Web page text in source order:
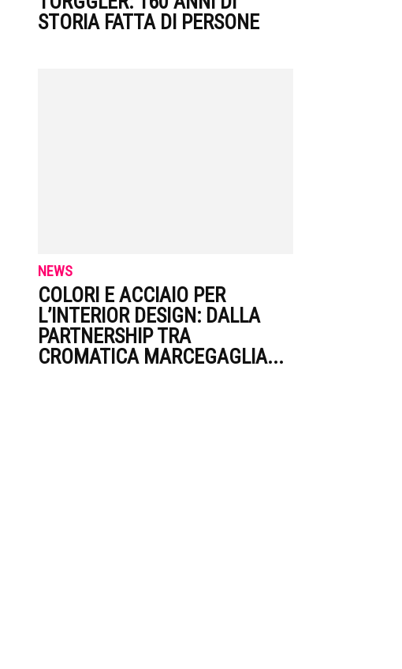
STORIA FATTA DI PERSONE
NEWS
COLORI E ACCIAIO PER
L’INTERIOR DESIGN: DALLA
PARTNERSHIP TRA
CROMATICA MARCEGAGLIA...